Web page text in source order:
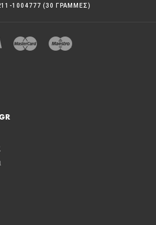
1004777 (30 ΓΡΑΜΜΕΣ)